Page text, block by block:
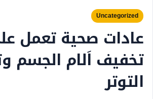
Uncategorized
عادات صحية تعمل
تخفيف اَلام الجسم
التوتر